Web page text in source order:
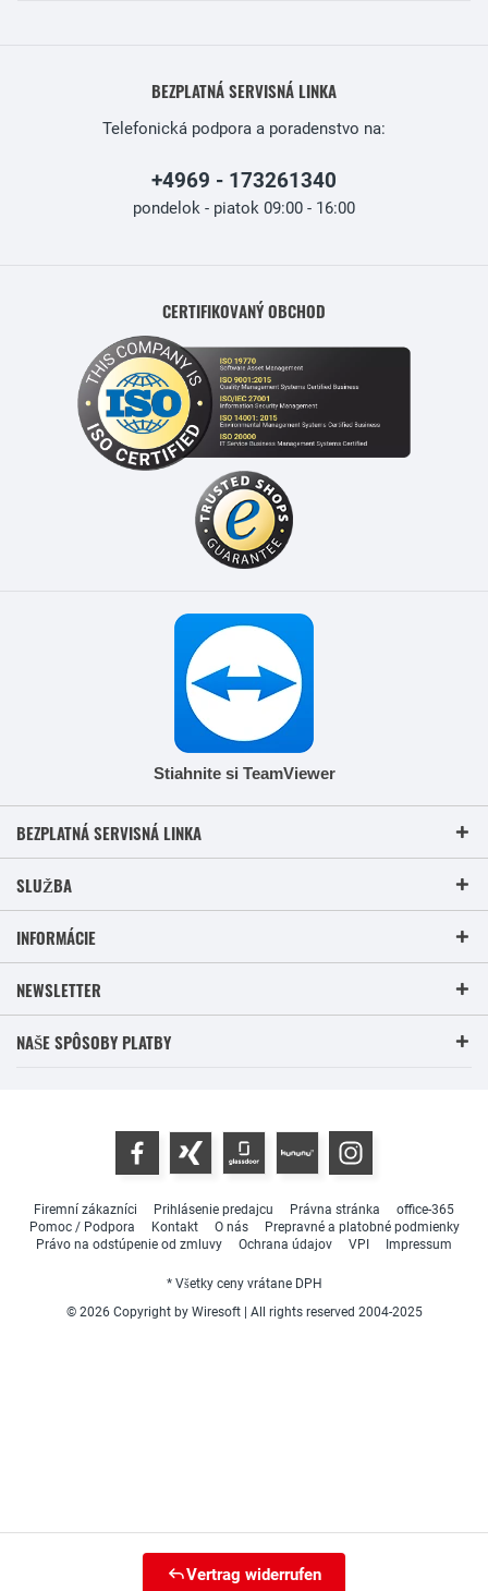
BEZPLATNÁ SERVISNÁ LINKA
Telefonická podpora a poradenstvo na:
+4969 - 173261340
pondelok - piatok 09:00 - 16:00
CERTIFIKOVANÝ OBCHOD
Stiahnite si TeamViewer
BEZPLATNÁ SERVISNÁ LINKA
SLUŽBA
INFORMÁCIE
NEWSLETTER
NAŠE SPÔSOBY PLATBY
Firemní zákazníci Prihlásenie predajcu Právna stránka
office-365
Pomoc / Podpora
Kontakt O nás
Prepravné a platobné podmienky
Právo na odstúpenie od zmluvy
Ochrana údajov VPI Impressum
* Všetky ceny vrátane DPH
© 2026 Copyright by Wiresoft | All rights reserved 2004-2025
Vertrag widerrufen